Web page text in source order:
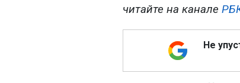
читайте на канале
Не